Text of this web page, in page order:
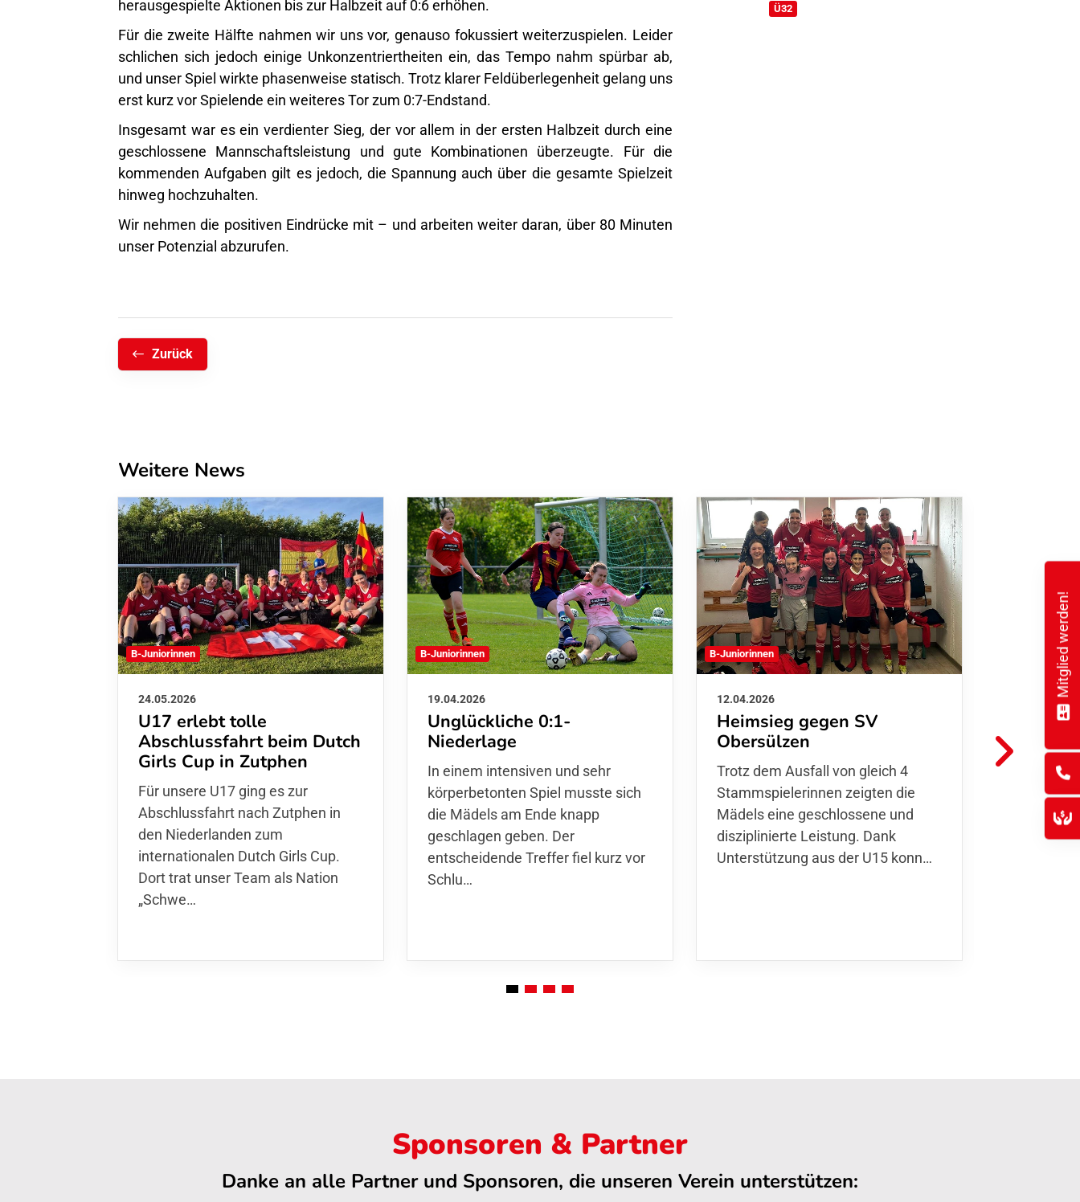
herausgespielte Aktionen bis zur Halbzeit auf 0:6 erhöhen.
Für die zweite Hälfte nahmen wir uns vor, genauso fokussiert weiterzuspielen. Leider
schlichen sich jedoch einige Unkonzentriertheiten ein, das Tempo nahm spürbar ab,
und unser Spiel wirkte phasenweise statisch. Trotz klarer Feldüberlegenheit gelang uns
erst kurz vor Spielende ein weiteres Tor zum 0:7-Endstand.
Insgesamt war es ein verdienter Sieg, der vor allem in der ersten Halbzeit durch eine
geschlossene Mannschaftsleistung und gute Kombinationen überzeugte. Für die
kommenden Aufgaben gilt es jedoch, die Spannung auch über die gesamte Spielzeit
hinweg hochzuhalten.
Wir nehmen die positiven Eindrücke mit – und arbeiten weiter daran, über 80 Minuten
unser Potenzial abzurufen.
Zurück
Ü32
Weitere News
B-Juniorinnen
24.05.2026
U17 erlebt tolle
Abschlussfahrt beim Dutch
Girls Cup in Zutphen
Für unsere U17 ging es zur
Abschlussfahrt nach Zutphen in
den Niederlanden zum
internationalen Dutch Girls Cup.
Dort trat unser Team als Nation
„Schwe…
B-Juniorinnen
19.04.2026
Unglückliche 0:1-
Niederlage
In einem intensiven und sehr
körperbetonten Spiel musste sich
die Mädels am Ende knapp
geschlagen geben. Der
entscheidende Treffer fiel kurz vor
Schlu…
B-Juniorinnen
12.04.2026
Heimsieg gegen SV
Obersülzen
Trotz dem Ausfall von gleich 4
Stammspielerinnen zeigten die
Mädels eine geschlossene und
disziplinierte Leistung. Dank
Unterstützung aus der U15 konn…
B-Juniorinnen
22.03.2026
Drei
Haßloch
Einen
konnten
Haßloch
Sponsoren & Partner
Danke an alle Partner und Sponsoren, die unseren Verein unterstützen:
Mitglied werden!